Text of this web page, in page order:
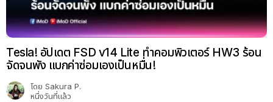
Tesla! อัปเดต FSD v14 Lite ทำคอมพิวเตอร์ HW3 ร้อน
จัดจนพัง แบกค่าซ่อมเองเป็นหมื่น!
โดย Sakura P.
หนึ่งวันที่แล้ว